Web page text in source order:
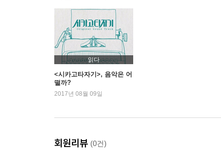
읽다
<시카고타자기>, 음악은 어
떨까?
2017년 08월 09일
회원리뷰 (0건)